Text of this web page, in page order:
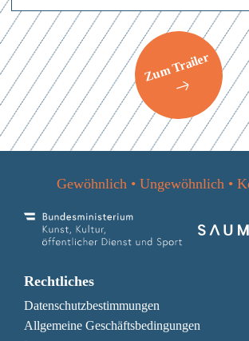
Zum Trailer
Gewöhnlich • Ungewöhnlich •
Rechtliches
Datenschutzbestimmungen
Allgemeine Geschäftsbedingungen
denDatenschutzbestimmungenDateien auswählen
Abschicken
Mit dem Absenden des Formulars erkläre ich mich
den
Datenschutzbestimmungen
Abschicken
Mit dem Absenden des Formulars erkläre ich mich
den
Datenschutzbestimmungen
Abschicken
Mit dem Absenden des Formulars erkläre ich mich
den Datenschutzbestimmungen